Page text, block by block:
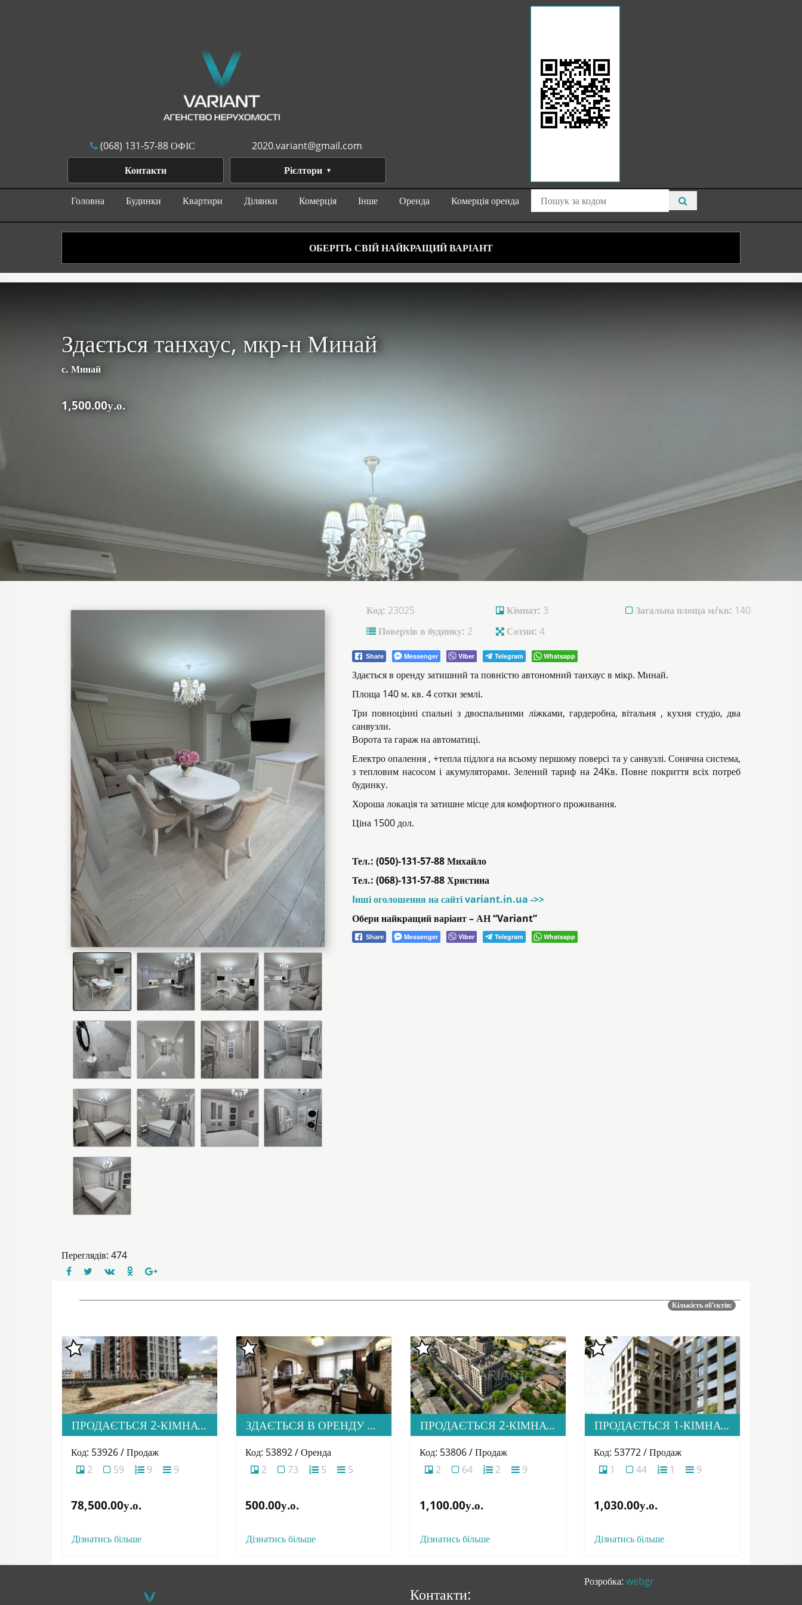
(068) 131-57-88 ОФІС
2020.variant@gmail.com
Контакти
Рієлтори
Головна Будинки Квартири Ділянки Комерція Інше Оренда Комерція оренда
ОБЕРІТЬ СВІЙ НАЙКРАЩИЙ ВАРІАНТ
Здається танхаус, мкр-н Минай
с. Минай
1,500.00у.о.
Код: 23025 Кімнат: 3 Загальна площа м/кв: 140
Поверхів в будинку: 2 Сотин: 4
Share Messenger Viber Telegram Whatsapp
Здається в оренду затишний та повністю автономний танхаус в мікр. Минай.
Площа 140 м. кв. 4 сотки землі.
Три повноцінні спальні з двоспальними ліжками, гардеробна, вітальня , кухня студіо, два
санвузли.
Ворота та гараж на автоматиці.
Електро опалення , +тепла підлога на всьому першому поверсі та у санвузлі. Сонячна система,
з тепловим насосом і акумуляторами. Зелений тариф на 24Кв. Повне покриття всіх потреб
будинку.
Хороша локація та затишне місце для комфортного проживання.
Ціна 1500 дол.
Тел.: (050)-131-57-88 Михайло
Тел.: (068)-131-57-88 Христина
Iнші оголошення на сайті variant.in.ua ->>
Обери найкращий варіант – АН “Variant”
Share Messenger Viber Telegram Whatsapp
Переглядів: 474
Кількість об'єктів:
ПРОДАЄТЬСЯ 2-КІМНАТНА КВАРТИРА В М. УЖГОРОД, ВУЛ. ТЛЕХАСА 19, ЖК “WEST TOWERS”
Код: 53926 / Продаж
2
59 9 9
78,500.00у.о.
Дізнатись більше
ЗДАЄТЬСЯ В ОРЕНДУ СІМЕЙНА ДВОРІВНЕВА КВАРТИРА В М. УЖГОРОД
Код: 53892 / Оренда
2
73 5 5
500.00у.о.
Дізнатись більше
ПРОДАЄТЬСЯ 2-КІМНАТНА КВАРТИРА В НОВОМУ ЖК “ДІМ ДРУГЕТІВ”
Код: 53806 / Продаж
2
64 2 9
1,100.00у.о.
Дізнатись більше
ПРОДАЄТЬСЯ 1-КІМНАТНА КВАРТИРА В НОВОМУ ЖК “ДІМ ДРУГЕТІВ”
Код: 53772 / Продаж
1
44 1 9
1,030.00у.о.
Дізнатись більше
Контакти:
Розробка: webgr